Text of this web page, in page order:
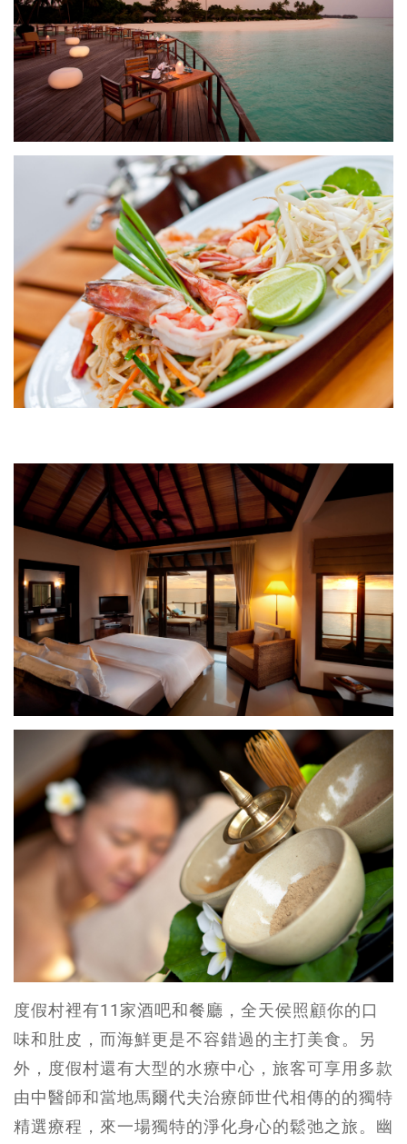
度假村裡有11家酒吧和餐廳，全天侯照顧你的口
味和肚皮，而海鮮更是不容錯過的主打美食。另
外，度假村還有大型的水療中心，旅客可享用多款
由中醫師和當地馬爾代夫治療師世代相傳的的獨特
精選療程，來一場獨特的淨化身心的鬆弛之旅。幽